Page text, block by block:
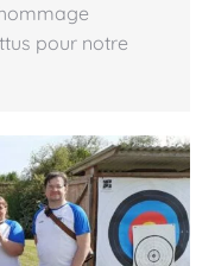
pour notre